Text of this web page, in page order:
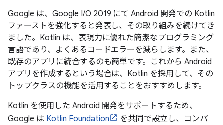
Google は、Google I/O 2019 にて Android 開発での Kotlin
ファーストを強化すると発表し、その取り組みを続けてき
ました。Kotlin は、表現力に優れた簡潔なプログラミング
言語であり、よくあるコードエラーを減らします。また、
既存のアプリに統合するのも簡単です。これから Android
アプリを作成するという場合は、Kotlin を採用して、その
トップクラスの機能を活用することをおすすめします。
Kotlin を使用した Android 開発をサポートするため、
Google は Kotlin Foundation
を共同で設立し、コンパ